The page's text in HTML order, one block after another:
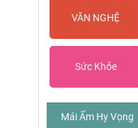
VĂN NGHỆ
Sức Khỏe
Mái Ấm Hy Vọng